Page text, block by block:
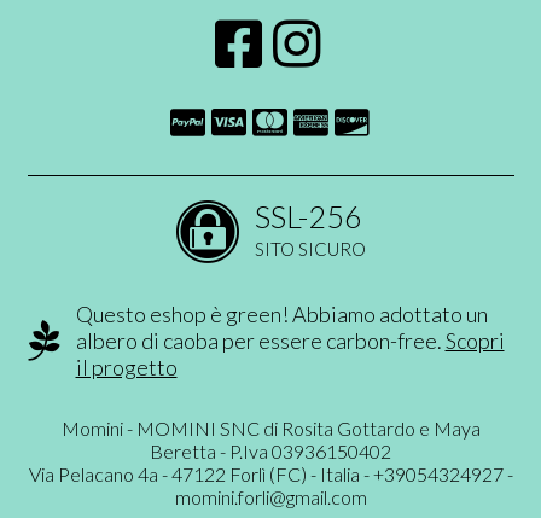
SSL-256
SITO SICURO
Questo eshop è green! Abbiamo adottato un
albero di caoba per essere carbon-free.Scopri
il progetto
Momini - MOMINI SNC di Rosita Gottardo e Maya
Beretta - P.Iva 03936150402
Via Pelacano 4a - 47122 Forlì (FC) - Italia - +39054324927 -
momini.forli@gmail.com